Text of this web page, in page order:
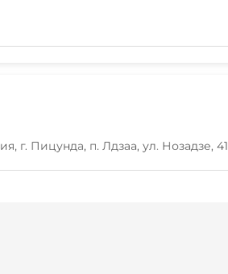
г. Пицунда, п. Лдзаа, ул. Нозадзе, 41